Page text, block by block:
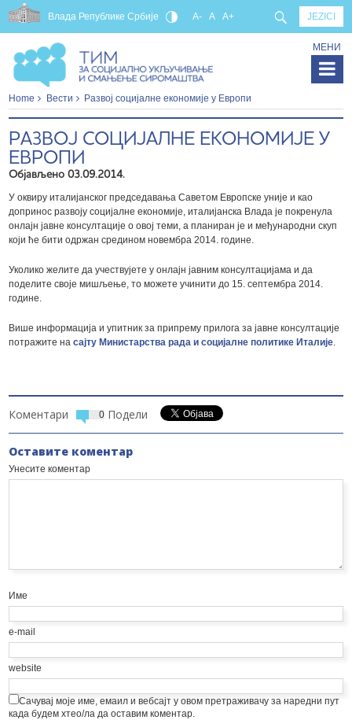
Влада Републике Србије JEZICI
A- A A+
МЕНИ
Home Вести Развој социјалне економије у Европи
РАЗВОЈ СОЦИЈАЛНЕ ЕКОНОМИЈЕ У
ЕВРОПИ
Објављено 03.09.2014.
У оквиру италијанског председавања Саветом Европске уније и као
допринос развоју социјалне економије, италијанска Влада је покренула
онлајн јавне консултације о овој теми, а планиран је и међународни скуп
који ће бити одржан средином новембра 2014. године.
Уколико желите да учествујете у онлајн јавним консултацијама и да
поделите своје мишљење, то можете учинити до 15. септембра 2014.
године.
Више информација и упитник за припрему прилога за јавне консултације
потражите насајту Министарства рада и социјалне политике Италије
Коментари 0 Подели
Оставите коментар
Унесите коментар
Име
e-mail
website
Сачувај моје име, емаил и вебсајт у овом претраживачу за наредни пут
када будем хтео/ла да оставим коментар.